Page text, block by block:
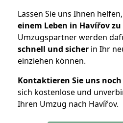
Lassen Sie uns Ihnen helfen,
einem Leben in Havířov
Umzugspartner werden
schnell und sicher in Ihr
einziehen können.
Kontaktieren Sie uns
sich kostenlose und
Ihren Umzug nach Havířov.